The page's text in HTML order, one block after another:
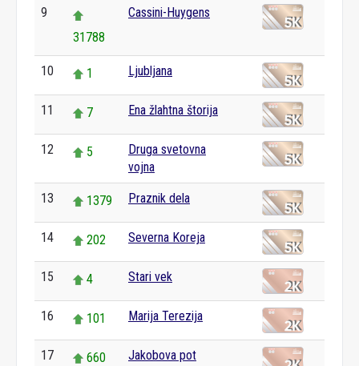
9
31788
Cassini-Huygens
10 1 Ljubljana
11 7 Ena žlahtna štorija
12 5
Druga svetovna
vojna
13 1379 Praznik dela
14 202 Severna Koreja
15 4 Stari vek
16 101 Marija Terezija
17 660 Jakobova pot